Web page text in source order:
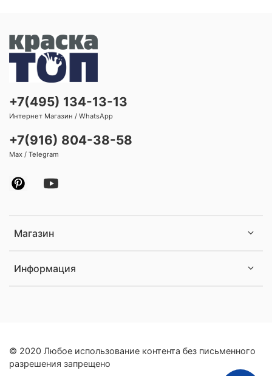
Магазин
Информация
+7(495) 134-13-13
Интернет Магазин / WhatsApp
+7(916) 804-38-58
Max / Telegram
© 2020 Любое использование контента без письменного
разрешения запрещено